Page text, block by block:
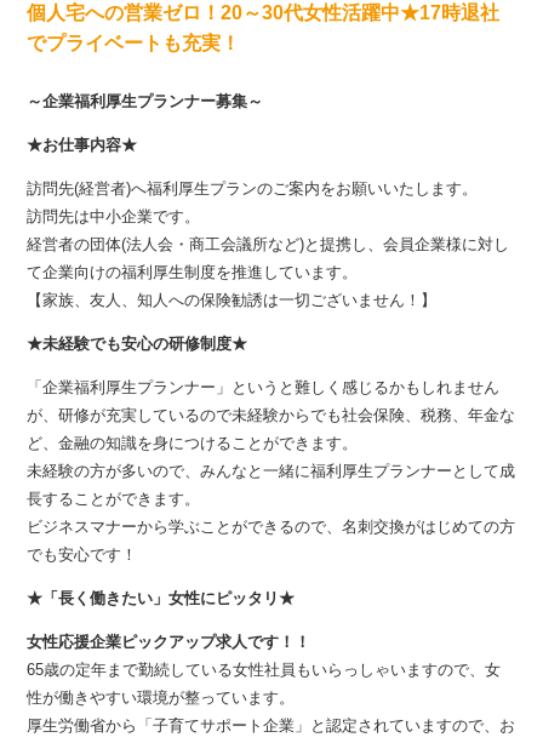
個人宅への営業ゼロ！20～30代女性活躍中★17時退社
でプライベートも充実！
～企業福利厚生プランナー募集～
★お仕事内容★
訪問先(経営者)へ福利厚生プランのご案内をお願いいたします。
訪問先は中小企業です。
経営者の団体(法人会・商工会議所など)と提携し、会員企業様に対し
て企業向けの福利厚生制度を推進しています。
【家族、友人、知人への保険勧誘は一切ございません！】
★未経験でも安心の研修制度★
「企業福利厚生プランナー」というと難しく感じるかもしれません
が、研修が充実しているので未経験からでも社会保険、税務、年金な
ど、金融の知識を身につけることができます。
未経験の方が多いので、みんなと一緒に福利厚生プランナーとして成
長することができます。
ビジネスマナーから学ぶことができるので、名刺交換がはじめての方
でも安心です！
★「長く働きたい」女性にピッタリ★
女性応援企業ピックアップ求人です！！
65歳の定年まで勤続している女性社員もいらっしゃいますので、女
性が働きやすい環境が整っています。
厚生労働省から「子育てサポート企業」と認定されていますので、お